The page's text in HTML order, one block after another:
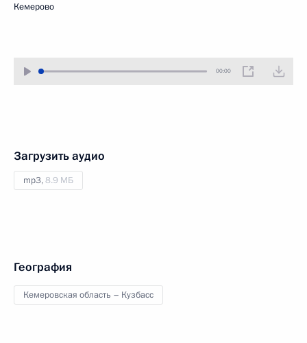
Кемерово
00:00
Загрузить аудио
mp3,8.9 МБ
География
Кемеровская область – Кузбасс